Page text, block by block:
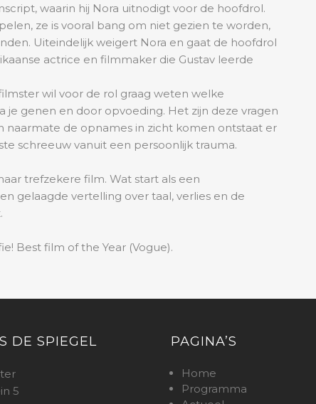
waarin hij Nora uitnodigt voor de hoofdrol.
ze is vooral bang om niet gezien te worden,
Uiteindelijk weigert Nora en gaat de hoofdrol
actrice en filmmaker die Gustav leerde
wil voor de rol graag weten welke
genen en door opvoeding. Het zijn deze vragen
de opnames in zicht komen ontstaat er
schreeuw vanuit een persoonlijk trauma.
trefzekere film. Wat start als een
gelaagde vertelling over taal, verlies en de
Best film of the Year (Vogue).
DE SPIEGEL
5
PAGINA’S
Home
Programma